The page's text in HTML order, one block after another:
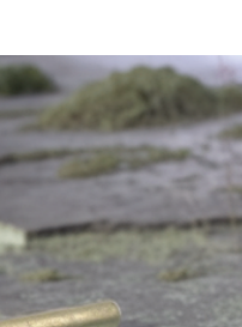
會員登入